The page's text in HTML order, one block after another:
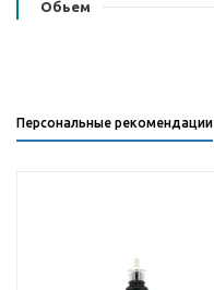
Обьем
Персональные рекомендации